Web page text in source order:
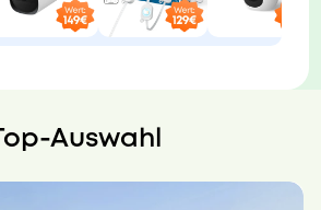
Top-Auswahl